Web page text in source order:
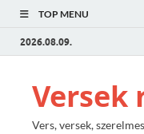
TOP MENU
2026.08.09.
Versek
Vers, versek,